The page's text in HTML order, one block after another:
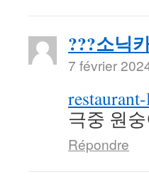
???소닉
7 février
극중 원
Répondre